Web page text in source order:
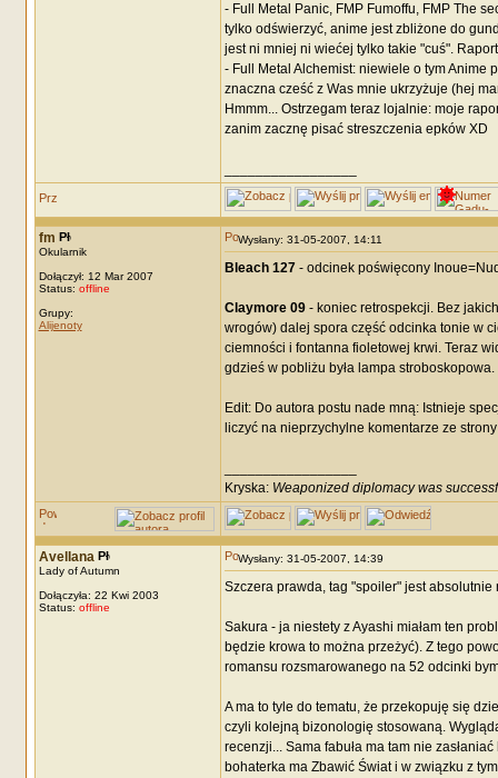
- Full Metal Panic, FMP Fumoffu, FMP The
tylko odświerzyć, anime jest zbliżone do
jest ni mniej ni wiećej tylko takie "cuś".
- Full Metal Alchemist: niewiele o tym Anime
znaczna cześć z Was mnie ukrzyżuje (hej
Hmmm... Ostrzegam teraz lojalnie: moje
zanim zacznę pisać streszczenia epków XD
fm
Okularnik
Dołączył: 12 Mar 2007
Status: offline
Grupy:
Alijenoty
Wysłany: 31-05-2007, 14:11
Bleach 127- odcinek poświęcony
Claymore 09- koniec retrospekcji. Bez
wrogów) dalej spora część odcinka tonie w
ciemności i fontanna fioletowej krwi. Teraz
gdzieś w pobliżu była lampa
Edit: Do autora postu nade mną: Istnieje
liczyć na nieprzychylne komentarze ze
Kryska: Weaponized diplomacy was
Avellana
Lady of Autumn
Dołączyła: 22 Kwi 2003
Status: offline
Wysłany: 31-05-2007, 14:39
Szczera prawda, tag "spoiler" jest
Sakura - ja niestety z Ayashi miałam ten
będzie krowa to można przeżyć). Z tego
romansu rozsmarowanego na 52 odcinki
A ma to tyle do tematu, że przekopuję się
czyli kolejną bizonologię stosowaną.
recenzji... Sama fabuła ma tam nie
bohaterka ma Zbawić Świat i w związku z